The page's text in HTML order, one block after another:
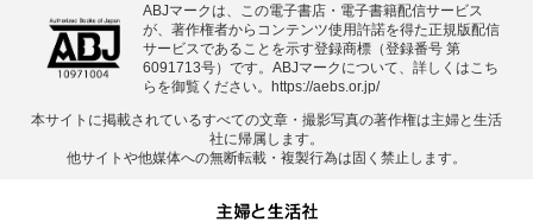
ABJマークは、この電子書店・電子書籍配信サービス
が、著作権者からコンテンツ使用許諾を得た正規版配信
サービスであることを示す登録商標（登録番号 第
6091713号）です。ABJマークについて、詳しくはこち
らを御覧ください。 https://aebs.or.jp/
本サイトに掲載されているすべての⽂章・撮影写真の著作権は主婦と⽣活
社に帰属します。
他サイトや他媒体への無断転載・複製⾏為は固く禁⽌します。